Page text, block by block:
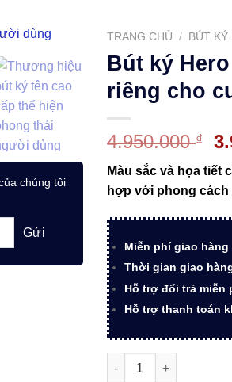
chúng tôi
TRANG CHỦ / BÚT KÝ
Bút ký
riêng cho
4.950.000₫
Màu sắc và họa tiết
hợp với phong
Miễn phí giao
Thời gian giao
Hỗ trợ đổi trả miễn
Hỗ trợ thanh toán
Bút ký Hero phiên